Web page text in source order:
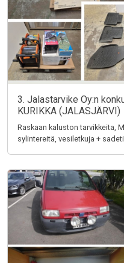
3. Jalastarvike Oy:n
KURIKKA (JALASJÄRVI)
Raskaan kaluston tarvikkeita,
sylintereitä, vesiletkuja +